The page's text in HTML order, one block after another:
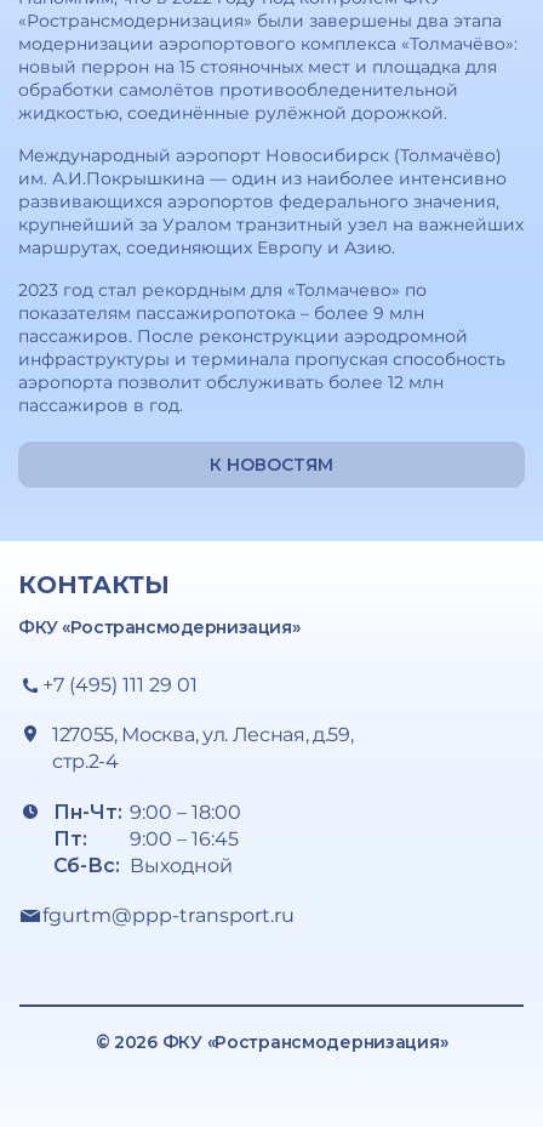
«Ространсмодернизация» были завершены два этапа
модернизации аэропортового комплекса «Толмачёво»:
новый перрон на 15 стояночных мест и площадка для
обработки самолётов противообледенительной
жидкостью, соединённые рулёжной дорожкой.
Международный аэропорт Новосибирск (Толмачёво)
им. А.И.Покрышкина — один из наиболее интенсивно
развивающихся аэропортов федерального значения,
крупнейший за Уралом транзитный узел на важнейших
маршрутах, соединяющих Европу и Азию.
2023 год стал рекордным для «Толмачево» по
показателям пассажиропотока – более 9 млн
пассажиров. После реконструкции аэродромной
инфраструктуры и терминала пропуская способность
аэропорта позволит обслуживать более 12 млн
пассажиров в год.
К НОВОСТЯМ
КОНТАКТЫ
ФКУ «Ространсмодернизация»
+7 (495) 111 29 01
127055, Москва, ул. Лесная, д.59,
стр.2-4
Пн-Чт:
Пт:
Сб-Вс:
9:00 – 18:00
9:00 – 16:45
Выходной
fgurtm@ppp-transport.ru
© 2026 ФКУ «Ространсмодернизация»